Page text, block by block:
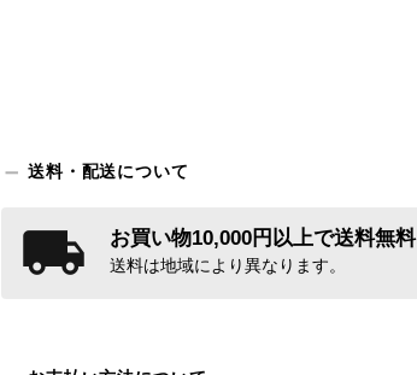
送料・配送について
お買い物10,000円以上で送料無料
送料は地域により異なります。